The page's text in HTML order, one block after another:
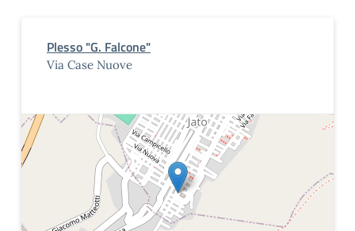
Plesso "G. Falcone"
Via Case Nuove